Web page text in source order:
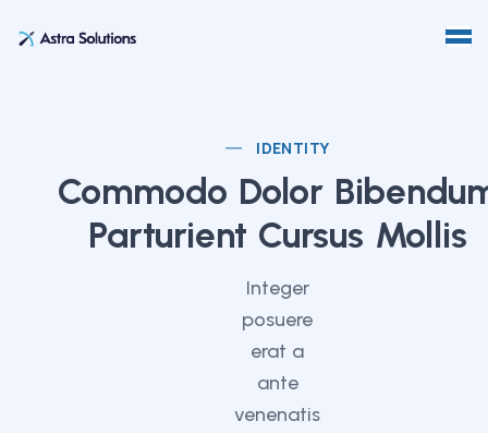
IDENTITY
Commodo Dolor
Parturient Cursus Mollis
Integer
posuere
erat a
ante
venenatis